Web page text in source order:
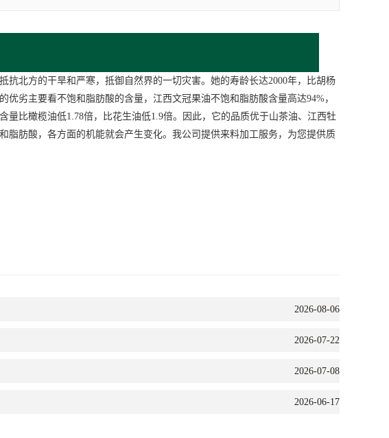
北方的干旱和严寒，抵御自然界的一切灾害。她的寿龄长达2000年，比胡杨
的优劣主要看不饱和脂肪酸的含量， 江西文冠果油不饱和脂肪酸含量高达94%，
量比橄榄油低1.78倍，比花生油低1.9倍。因此，它的品质优于山茶油、 江西牡
脂肪酸，各方面的机能就会产生变化。我公司提供来料加工服务，为您提供质
2026-08-06
2026-07-22
2026-07-08
2026-06-17